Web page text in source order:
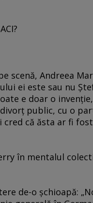
scenă, Andreea
ei este sau nu
e doar o
public, cu o
că ăsta ar fi
în mentalul
de-o şchioapă: